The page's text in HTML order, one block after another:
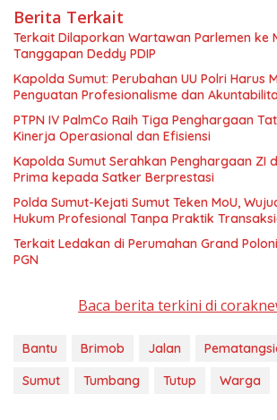
Berita Terkait
Terkait Dilaporkan Wartawan Parlemen ke
Tanggapan Deddy PDIP
Kapolda Sumut: Perubahan UU Polri Harus
Penguatan Profesionalisme dan
PTPN IV PalmCo Raih Tiga Penghargaan
Kinerja Operasional dan Efisiensi
Kapolda Sumut Serahkan Penghargaan ZI
Prima kepada Satker Berprestasi
Polda Sumut-Kejati Sumut Teken MoU,
Hukum Profesional Tanpa Praktik
Terkait Ledakan di Perumahan Grand
PGN
Baca berita terkini di
Bantu Brimob Jalan
Sumut
Tumbang Tutup Warga